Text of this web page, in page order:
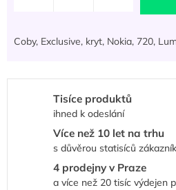
Coby, Exclusive, kryt, Nokia, 720,
Tisíce produktů
ihned k odeslání
Více než 10 let na trhu
s důvěrou statisíců
4 prodejny v Praze
a více než 20 tisíc výdejen